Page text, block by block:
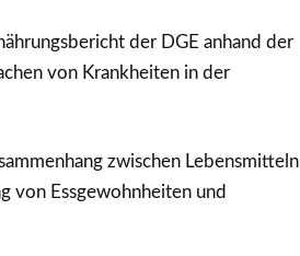
der DGE anhand der
von Krankheiten in der
zwischen Lebensmitteln
von Essgewohnheiten und